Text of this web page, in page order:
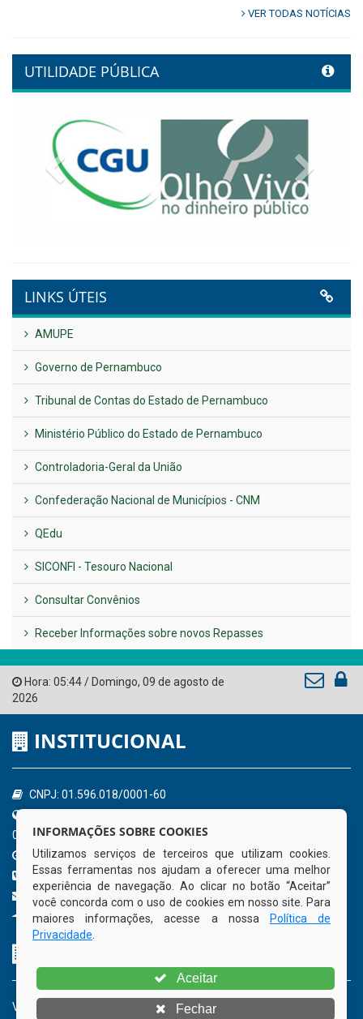
VER TODAS NOTÍCIAS
UTILIDADE PÚBLICA
Previous
LINKS ÚTEIS
AMUPE
Governo de Pernambuco
Tribunal de Contas do Estado de Pernambuco
Ministério Público do Estado de Pernambuco
Controladoria-Geral da União
Confederação Nacional de Municípios - CNM
QEdu
SICONFI - Tesouro Nacional
Consultar Convênios
Receber Informações sobre novos Repasses
Hora: 05:44/ Domingo, 09 de agosto de
2026
INSTITUCIONAL
CNPJ: 01.596.018/0001-60
000
Atendimento: 08:00hs às 14:00hs
(81) 98512-1231
gabinete@tamandare.pe.gov.br
Tamandaré - PE
Vice Prefeito
INFORMAÇÕES SOBRE COOKIES
Utilizamos serviços de terceiros que utilizam cookies.
Essas ferramentas nos ajudam a oferecer uma melhor
experiência de navegação. Ao clicar no botão “Aceitar”
você concorda com o uso de cookies em nosso site. Para
maiores informações, acesse a nossa
Política de
Privacidade
Aceitar
Fechar